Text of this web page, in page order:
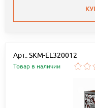
Арт.: SKM-EL320012
Товар в наличии